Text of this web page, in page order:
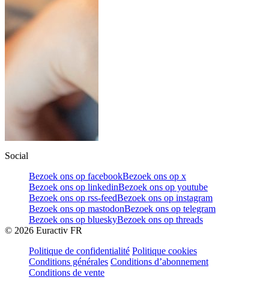
Social
Bezoek ons op facebookBezoek ons op x
Bezoek ons op linkedinBezoek ons op youtube
Bezoek ons op rss-feedBezoek ons op instagram
Bezoek ons op mastodonBezoek ons op telegram
Bezoek ons op blueskyBezoek ons op threads
© 2026 Euractiv FR
Politique de confidentialité Politique cookies
Conditions générales Conditions d’abonnement
Conditions de vente